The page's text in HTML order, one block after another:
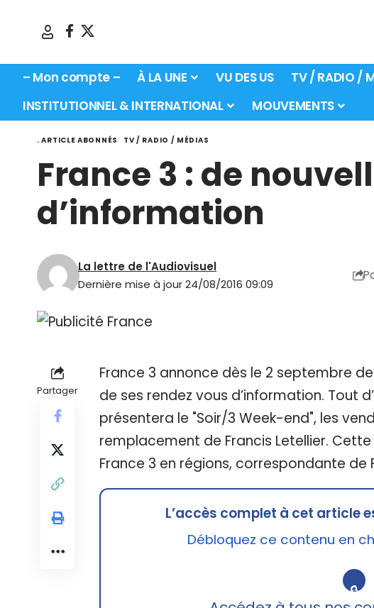
– Mon compte – À LA UNE VU DES US TV / RADIO /
INSTITUTIONNEL & INTERNATIONAL
MOUVEMENTS
. ARTICLE ABONNÉS TV / RADIO / MÉDIAS
France 3 : de
d’information
Dernière mise à jour 24/08/2016 09:09
La lettre de l'Audiovisuel
Partager
France 3 annonce dès le 2 septembre
de ses rendez vous d’information. Tout
présentera le "Soir/3 Week-end", les
remplacement de Francis Letellier.
France 3 en régions, correspondante de
L’accès complet à cet article
Débloquez ce contenu en
🔒